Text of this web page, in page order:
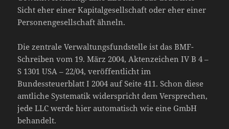
Sicht eher einer Kapitalgesellschaft oder eher einer
Personengesellschaft ähneln.
Die zentrale Verwaltungsfundstelle ist das BMF-
Schreiben vom 19. März 2004, Aktenzeichen IV B 4 –
S 1301 USA – 22/04, veröffentlicht im
Bundessteuerblatt I 2004 auf Seite 411. Schon diese
amtliche Systematik widerspricht dem Versprechen,
jede LLC werde hier automatisch wie eine GmbH
behandelt.